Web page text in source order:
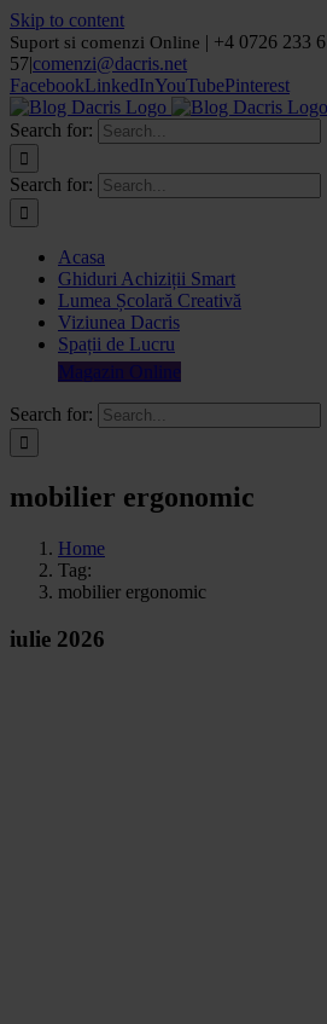
Skip to content
Suport si comenzi Online | +4 0726 233
57|comenzi@dacris.net
FacebookLinkedInYouTubePinterest
Search for:
Search for:
Acasa
Ghiduri Achiziții Smart
Lumea Școlară Creativă
Viziunea Dacris
Spații de Lucru
Magazin Online
Search for:
mobilier ergonomic
Home
Tag:
mobilier ergonomic
iulie 2026